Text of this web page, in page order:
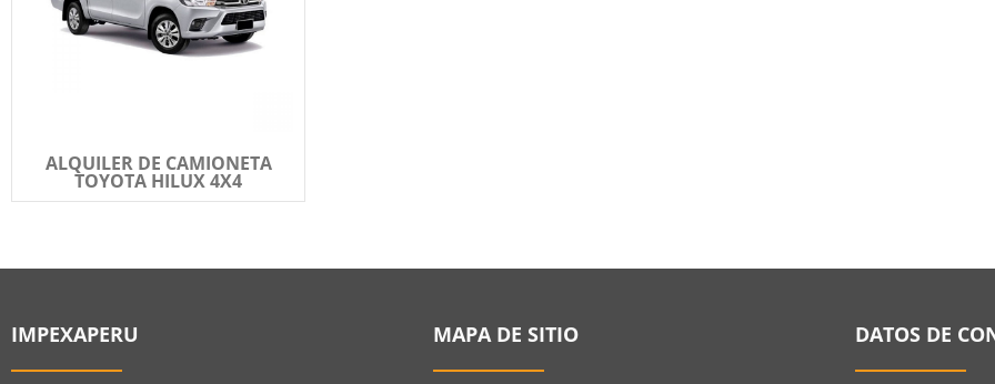
ALQUILER DE CAMIONETA
TOYOTA HILUX 4X4
IMPEXAPERU MAPA DE SITIO DATOS DE